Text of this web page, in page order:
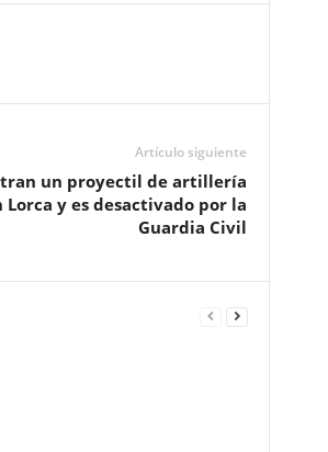
Artículo siguiente
un proyectil de artillería
Lorca y es desactivado por la
Guardia Civil